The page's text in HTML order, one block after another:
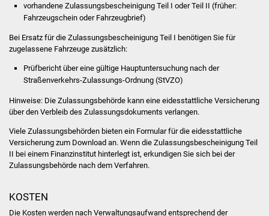
Kirchen
Lokale Agenda
Jugendhaus
Familienzentrum
Stadtwerke
vorhandene Zulassungsbescheinigung Teil I oder Teil II (früher:
Fahrzeugschein oder Fahrzeugbrief)
Bei Ersatz für die Zulassungsbescheinigung Teil I benötigen Sie für
zugelassene Fahrzeuge zusätzlich:
Prüfbericht über eine gültige Hauptuntersuchung nach der
Straßenverkehrs-Zulassungs-Ordnung (StVZO)
Hinweise: Die Zulassungsbehörde kann eine eidesstattliche Versicherung
über den Verbleib des Zulassungsdokuments verlangen.
Viele Zulassungsbehörden bieten ein Formular für die eidesstattliche
Versicherung zum Download an. Wenn die Zulassungsbescheinigung Teil
II bei einem Finanzinstitut hinterlegt ist, erkundigen Sie sich bei der
Zulassungsbehörde nach dem Verfahren.
KOSTEN
Die Kosten werden nach Verwaltungsaufwand entsprechend der